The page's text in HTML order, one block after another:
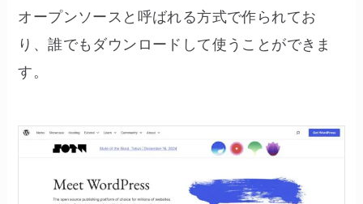
オープンソースと呼ばれる方式で作られてお
り、誰でもダウンロードして使うことができま
す。